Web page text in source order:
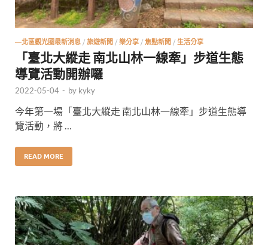
—北區觀光圈最新消息 / 旅遊新聞 / 樂分享 / 焦點新聞 / 生活分享
「臺北大縱走 南北山林一線牽」步道生態
導覽活動開辦囉
2022-05-04 - by kyky
今年第一場「臺北大縱走 南北山林一線牽」步道生態導
覽活動，將 …
READ MORE